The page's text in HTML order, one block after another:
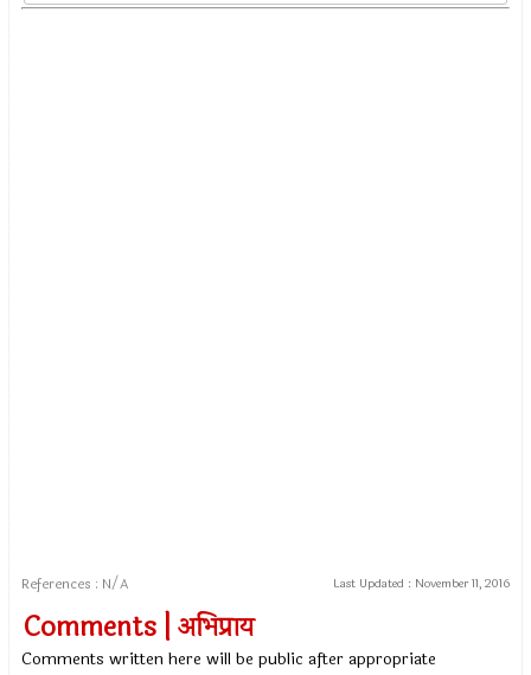
References : N/A Last Updated : November 11, 2016
Comments | अभिप्राय
Comments written here will be public after appropriate